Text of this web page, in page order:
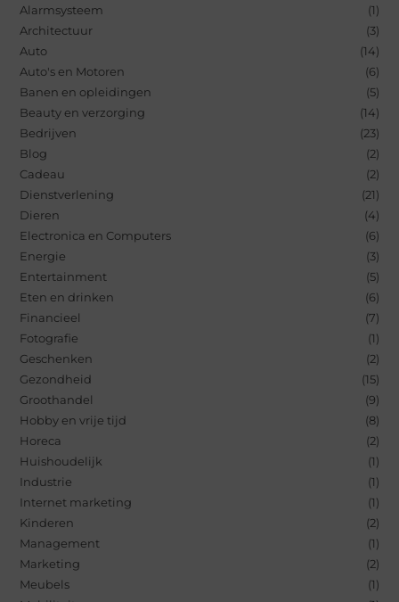
Alarmsysteem
(1)
Architectuur
(3)
Auto
(14)
Auto's en Motoren
(6)
Banen en opleidingen
(5)
Beauty en verzorging
(14)
Bedrijven
(23)
Blog
(2)
Cadeau
(2)
Dienstverlening
(21)
Dieren
(4)
Electronica en Computers
(6)
Energie
(3)
Entertainment
(5)
Eten en drinken
(6)
Financieel
(7)
Fotografie
(1)
Geschenken
(2)
Gezondheid
(15)
Groothandel
(9)
Hobby en vrije tijd
(8)
Horeca
(2)
Huishoudelijk
(1)
Industrie
(1)
Internet marketing
(1)
Kinderen
(2)
Management
(1)
Marketing
(2)
Meubels
(1)